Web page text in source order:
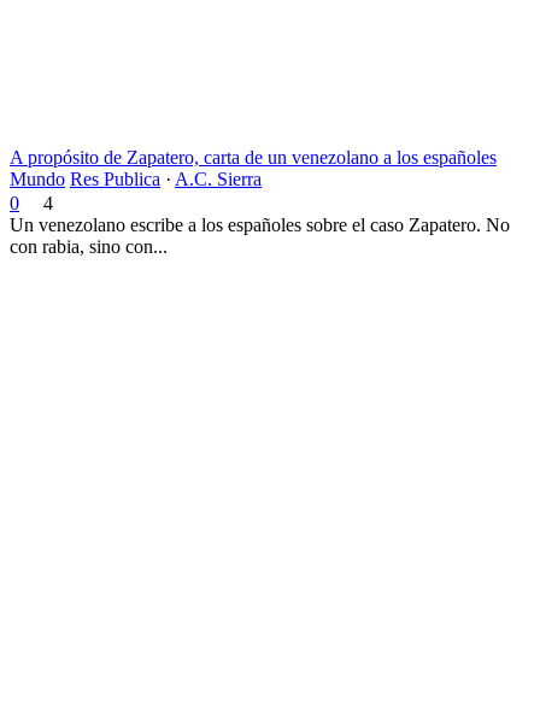
A propósito de Zapatero, carta de un venezolano a los españoles
Mundo Res Publica · A.C. Sierra
0
4
Un venezolano escribe a los españoles sobre el caso Zapatero. No
con rabia, sino con...